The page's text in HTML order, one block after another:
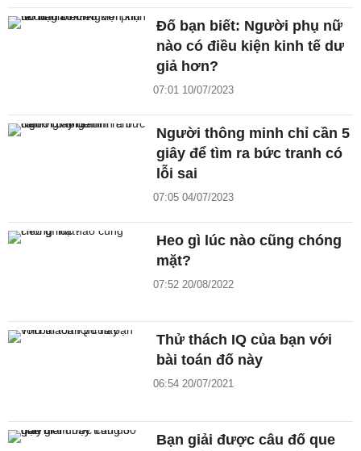
Đố bạn biết: Người phụ nữ
nào có điều kiện kinh tế dư
giả hơn?
07:01 10/07/2023
Người thông minh chỉ cần 5
giây để tìm ra bức tranh có
lỗi sai
07:05 04/07/2023
Heo gì lúc nào cũng chóng
mặt?
07:52 20/08/2022
Thử thách IQ của bạn với
bài toán đố này
06:54 20/07/2021
Bạn giải được câu đố que